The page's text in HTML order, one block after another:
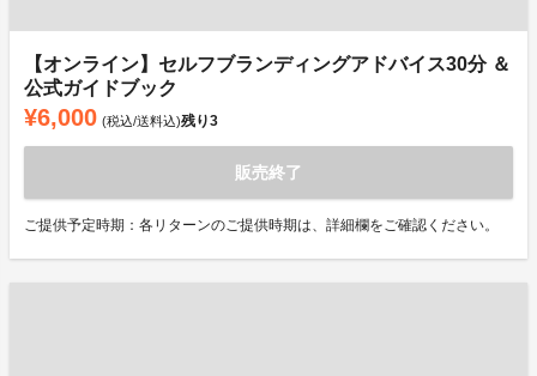
【オンライン】セルフブランディングアドバイス30分 ＆
公式ガイドブック
¥6,000 (税込/送料込)残り3
販売終了
ご提供予定時期：各リターンのご提供時期は、詳細欄をご確認ください。